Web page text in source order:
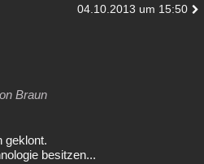
04.10.2013 um 15:50
Braun
geklont.
besitzen...